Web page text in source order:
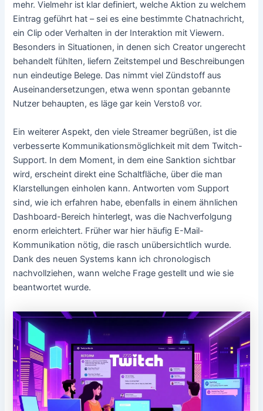
mehr. Vielmehr ist klar definiert, welche Aktion zu welchem
Eintrag geführt hat – sei es eine bestimmte Chatnachricht,
ein Clip oder Verhalten in der Interaktion mit Viewern.
Besonders in Situationen, in denen sich Creator ungerecht
behandelt fühlten, liefern Zeitstempel und Beschreibungen
nun eindeutige Belege. Das nimmt viel Zündstoff aus
Auseinandersetzungen, etwa wenn spontan gebannte
Nutzer behaupten, es läge gar kein Verstoß vor.
Ein weiterer Aspekt, den viele Streamer begrüßen, ist die
verbesserte Kommunikationsmöglichkeit mit dem Twitch-
Support. In dem Moment, in dem eine Sanktion sichtbar
wird, erscheint direkt eine Schaltfläche, über die man
Klarstellungen einholen kann. Antworten vom Support
sind, wie ich erfahren habe, ebenfalls in einem ähnlichen
Dashboard-Bereich hinterlegt, was die Nachverfolgung
enorm erleichtert. Früher war hier häufig E-Mail-
Kommunikation nötig, die rasch unübersichtlich wurde.
Dank des neuen Systems kann ich chronologisch
nachvollziehen, wann welche Frage gestellt und wie sie
beantwortet wurde.